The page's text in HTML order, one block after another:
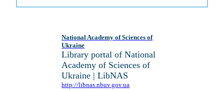
National Academy of Sciences of
Ukraine
Library portal of National
Academy of Sciences of
Ukraine | LibNAS
http://libnas.nbuv.gov.ua